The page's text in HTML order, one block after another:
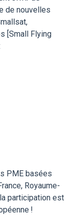
de nouvelles
[Small Flying
PME basées
Royaume-
participation est
!